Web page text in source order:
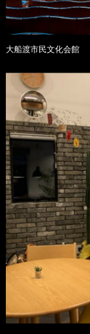
大船渡市民文化会館